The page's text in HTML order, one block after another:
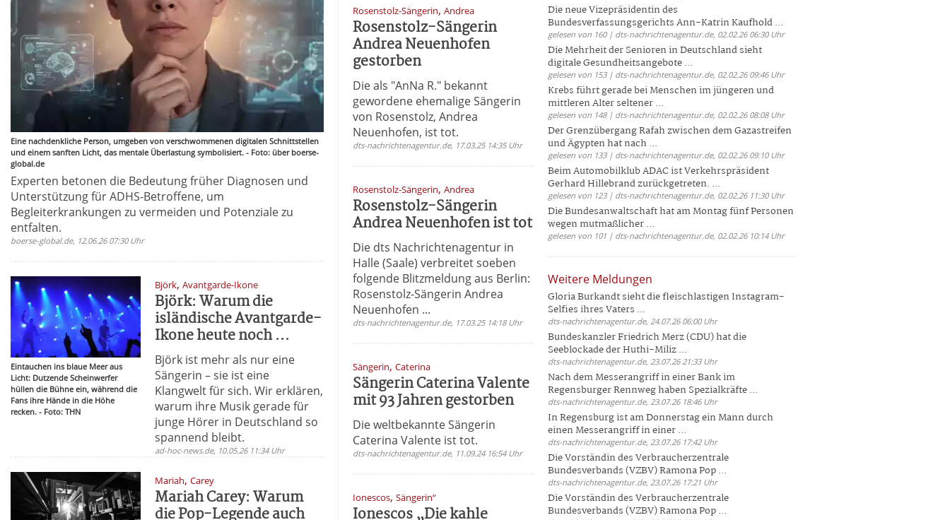
Eine nachdenkliche Person, umgeben von verschwommenen digitalen Schnittstellen
und einem sanften Licht, das mentale Überlastung symbolisiert. - Foto: über boerse-
global.de
Experten betonen die Bedeutung früher Diagnosen und
Unterstützung für ADHS-Betroffene, um
Begleiterkrankungen zu vermeiden und Potenziale zu
entfalten.
boerse-global.de, 12.06.26 07:30 Uhr
Eintauchen ins blaue Meer aus
Licht: Dutzende Scheinwerfer
hüllen die Bühne ein, während die
Fans ihre Hände in die Höhe
recken. - Foto: THN
Björk,Avantgarde-Ikone
Björk: Warum die
isländische Avantgarde-
Ikone heute noch ...
Björk ist mehr als nur eine
Sängerin – sie ist eine
Klangwelt für sich. Wir erklären,
warum ihre Musik gerade für
junge Hörer in Deutschland so
spannend bleibt.
ad-hoc-news.de, 10.05.26 11:34 Uhr
Mariah,Carey
Mariah Carey: Warum
die Pop-Legende auch
Rosenstolz-Sängerin, Andrea
Rosenstolz-Sängerin
Andrea Neuenhofen
gestorben
Die als "AnNa R." bekannt
gewordene ehemalige Sängerin
von Rosenstolz, Andrea
Neuenhofen, ist tot.
dts-nachrichtenagentur.de, 17.03.25 14:35 Uhr
Rosenstolz-Sängerin, Andrea
Rosenstolz-Sängerin
Andrea Neuenhofen ist tot
Die dts Nachrichtenagentur in
Halle (Saale) verbreitet soeben
folgende Blitzmeldung aus Berlin:
Rosenstolz-Sängerin Andrea
Neuenhofen ...
dts-nachrichtenagentur.de, 17.03.25 14:18 Uhr
Sängerin, Caterina
Sängerin Caterina Valente
mit 93 Jahren gestorben
Die weltbekannte Sängerin
Caterina Valente ist tot.
dts-nachrichtenagentur.de, 11.09.24 16:54 Uhr
Ionescos, Sängerin“
Ionescos „Die kahle
Die neue Vizepräsidentin des
Bundesverfassungsgerichts Ann-Katrin Kaufhold ...
gelesen von 160 | dts-nachrichtenagentur.de, 02.02.26 06:30 Uhr
Die Mehrheit der Senioren in Deutschland sieht
digitale Gesundheitsangebote ...
gelesen von 153 | dts-nachrichtenagentur.de, 02.02.26 09:46 Uhr
Krebs führt gerade bei Menschen im jüngeren und
mittleren Alter seltener ...
gelesen von 148 | dts-nachrichtenagentur.de, 02.02.26 08:08 Uhr
Der Grenzübergang Rafah zwischen dem Gazastreifen
und Ägypten hat nach ...
gelesen von 133 | dts-nachrichtenagentur.de, 02.02.26 09:10 Uhr
Beim Automobilklub ADAC ist Verkehrspräsident
Gerhard Hillebrand zurückgetreten. ...
gelesen von 123 | dts-nachrichtenagentur.de, 02.02.26 11:30 Uhr
Die Bundesanwaltschaft hat am Montag fünf Personen
wegen mutmaßlicher ...
gelesen von 101 | dts-nachrichtenagentur.de, 02.02.26 10:14 Uhr
Weitere Meldungen
Gloria Burkandt sieht die fleischlastigen Instagram-
Selfies ihres Vaters ...
dts-nachrichtenagentur.de, 24.07.26 06:00 Uhr
Bundeskanzler Friedrich Merz (CDU) hat die
Seeblockade der Huthi-Miliz ...
dts-nachrichtenagentur.de, 23.07.26 21:33 Uhr
Nach dem Messerangriff in einer Bank im
Regensburger Rennweg haben Spezialkräfte ...
dts-nachrichtenagentur.de, 23.07.26 18:46 Uhr
In Regensburg ist am Donnerstag ein Mann durch
einen Messerangriff in einer ...
dts-nachrichtenagentur.de, 23.07.26 17:42 Uhr
Die Vorständin des Verbraucherzentrale
Bundesverbands (VZBV) Ramona Pop ...
dts-nachrichtenagentur.de, 23.07.26 17:21 Uhr
Die Vorständin des Verbraucherzentrale
Bundesverbands (VZBV) Ramona Pop ...